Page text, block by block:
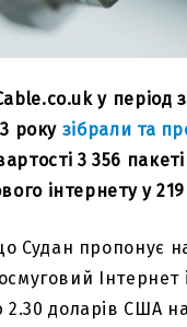
у період
року зібрали та
3 356
інтернету у 219
Судан пропонує
Інтернет
2.30 доларів США